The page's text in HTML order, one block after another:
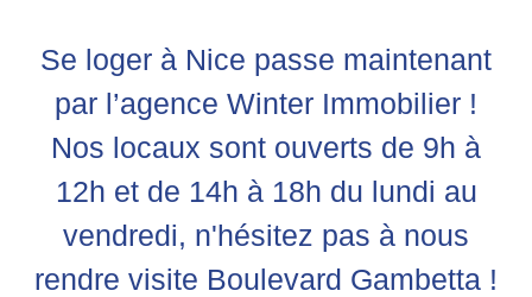
Se loger à Nice passe maintenant
par l’agence Winter Immobilier !
Nos locaux sont ouverts de 9h à
12h et de 14h à 18h du lundi au
vendredi, n'hésitez pas à nous
rendre visite Boulevard Gambetta !